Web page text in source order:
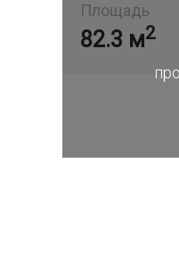
Площадь
82.3 м2